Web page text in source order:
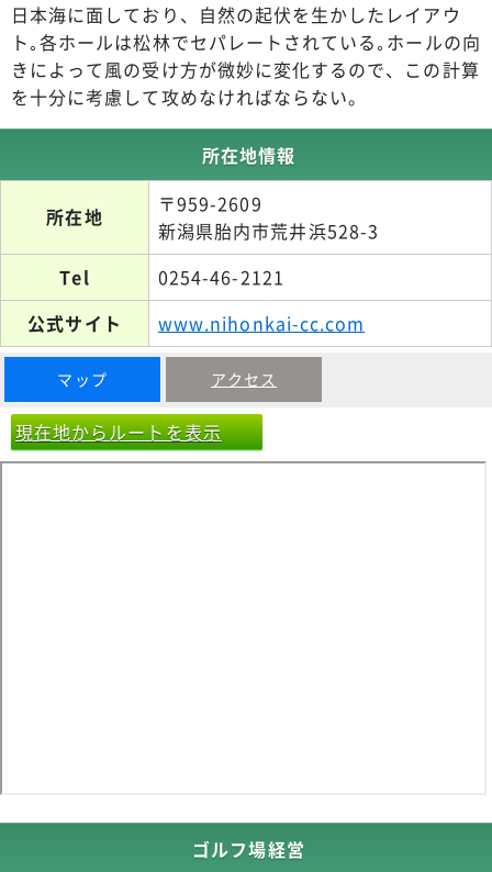
日本海に面しており、自然の起伏を生かしたレイアウ
ト｡各ホールは松林でセパレートされている｡ホールの向
きによって風の受け方が微妙に変化するので、この計算
を十分に考慮して攻めなければならない。
所在地情報
所在地
〒959-2609
新潟県胎内市荒井浜528-3
Tel
0254-46-2121
公式サイト
www.nihonkai-cc.com
マップ アクセス
現在地からルートを表示
ゴルフ場経営